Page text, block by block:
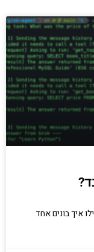
איך בונים אחד